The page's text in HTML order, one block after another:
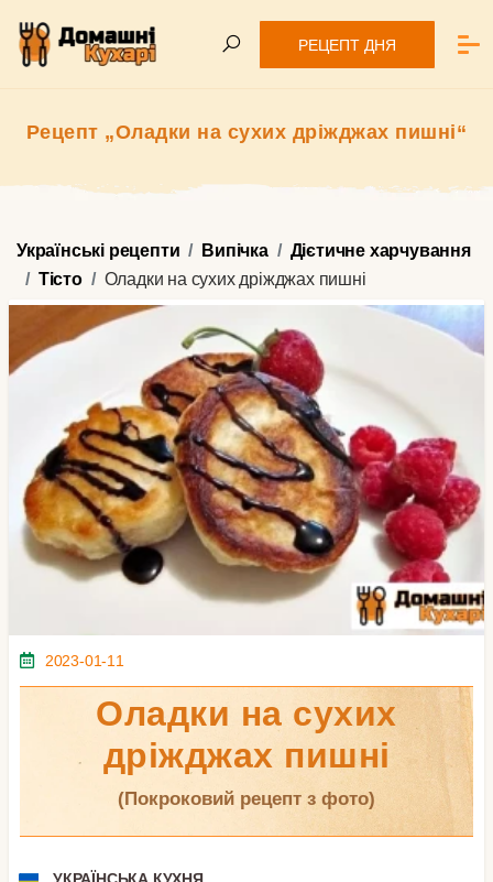
РЕЦЕПТ ДНЯ
Рецепт „Оладки на сухих дріжджах пишні“
Українські рецепти Випічка
Дієтичне харчування
Тісто
Оладки на сухих дріжджах пишні
2023-01-11
Оладки на сухих
дріжджах пишні
(покроковий рецепт з фото)